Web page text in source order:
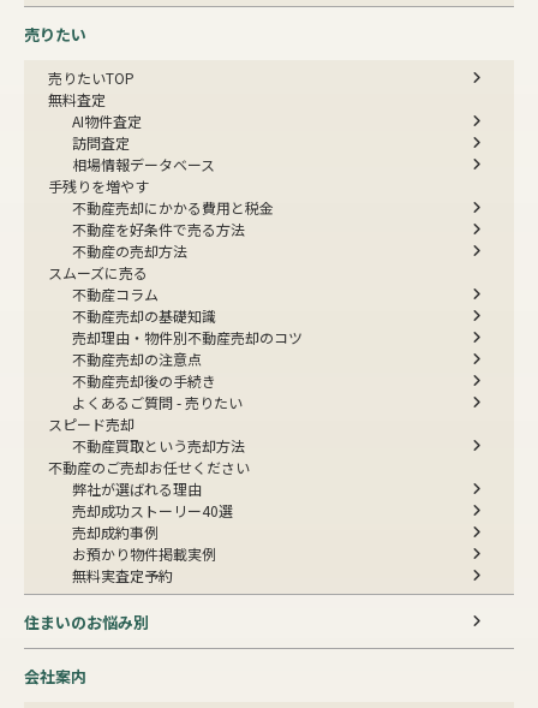
売りたい
売りたいTOP
無料査定
AI物件査定
訪問査定
相場情報データベース
手残りを増やす
不動産売却にかかる費用と税金
不動産を好条件で売る方法
不動産の売却方法
スムーズに売る
不動産コラム
不動産売却の基礎知識
売却理由・物件別不動産売却のコツ
不動産売却の注意点
不動産売却後の手続き
よくあるご質問 - 売りたい
スピード売却
不動産買取という売却方法
不動産のご売却お任せください
弊社が選ばれる理由
売却成功ストーリー40選
売却成約事例
お預かり物件掲載実例
無料実査定予約
住まいのお悩み別
会社案内